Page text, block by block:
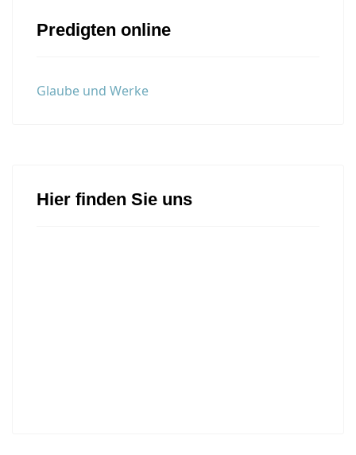
Predigten online
Glaube und Werke
Hier finden Sie uns